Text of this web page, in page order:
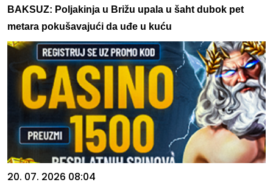
BAKSUZ: Poljakinja u Brižu upala u šaht dubok pet
metara pokušavajući da uđe u kuću
20. 07. 2026 08:04